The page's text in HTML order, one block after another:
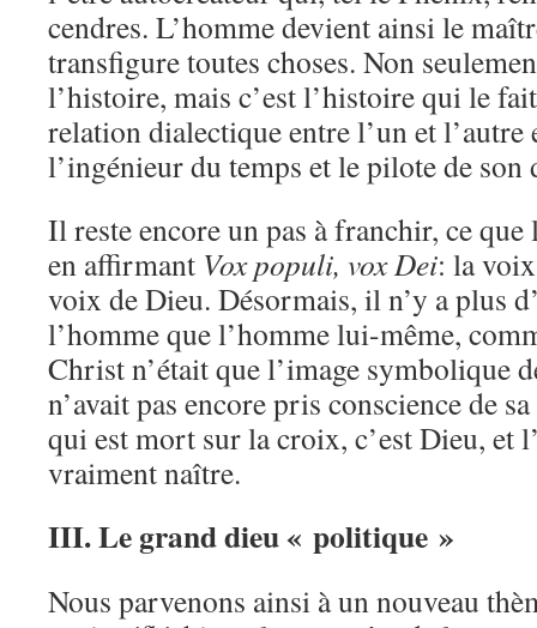
cendres. L’homme devient ainsi le
transfigure toutes choses. Non
l’histoire, mais c’est l’histoire qui le
relation dialectique entre l’un et l’autre
l’ingénieur du temps et le pilote de son
Il reste encore un pas à franchir, ce que
en affirmant Vox populi, vox Dei: la
voix de Dieu. Désormais, il n’y a plus
l’homme que l’homme lui-même,
Christ n’était que l’image symbolique
n’avait pas encore pris conscience de
qui est mort sur la croix, c’est Dieu, et
vraiment naître.
III. Le grand dieu « politique »
Nous parvenons ainsi à un nouveau